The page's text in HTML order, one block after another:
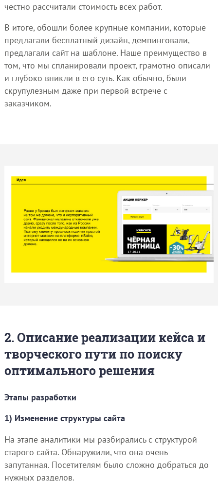
честно рассчитали стоимость всех работ.
В итоге, обошли более крупные компании, которые
предлагали бесплатный дизайн, демпинговали,
предлагали сайт на шаблоне. Наше преимущество в
том, что мы спланировали проект, грамотно описали
и глубоко вникли в его суть. Как обычно, были
скрупулезным даже при первой встрече с
заказчиком.
2. Описание реализации кейса и
творческого пути по поиску
оптимального решения
Этапы разработки
1) Изменение структуры сайта
На этапе аналитики мы разбирались с структурой
старого сайта. Обнаружили, что она очень
запутанная. Посетителям было сложно добраться до
нужных разделов.